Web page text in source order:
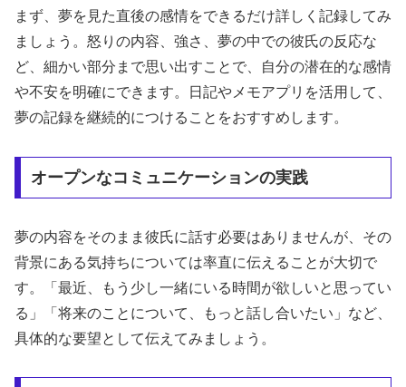
まず、夢を見た直後の感情をできるだけ詳しく記録してみ
ましょう。怒りの内容、強さ、夢の中での彼氏の反応な
ど、細かい部分まで思い出すことで、自分の潜在的な感情
や不安を明確にできます。日記やメモアプリを活用して、
夢の記録を継続的につけることをおすすめします。
オープンなコミュニケーションの実践
夢の内容をそのまま彼氏に話す必要はありませんが、その
背景にある気持ちについては率直に伝えることが大切で
す。「最近、もう少し一緒にいる時間が欲しいと思ってい
る」「将来のことについて、もっと話し合いたい」など、
具体的な要望として伝えてみましょう。